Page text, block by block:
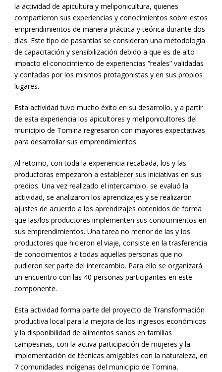
la actividad de apicultura y meliponicultura, quienes
compartieron sus experiencias y conocimientos sobre estos
emprendimientos de manera práctica y teórica durante dos
días. Este tipo de pasantías se consideran una metodología
de capacitación y sensibilización debido a que es de alto
impacto el conocimiento de experiencias “reales” validadas
y contadas por los mismos protagonistas y en sus propios
lugares.
Esta actividad tuvo mucho éxito en su desarrollo, y a partir
de esta experiencia los apicultores y meliponicultores del
municipio de Tomina regresaron con mayores expectativas
para desarrollar sus emprendimientos.
Al retorno, con toda la experiencia recabada, los y las
productoras empezaron a establecer sus iniciativas en sus
predios. Una vez realizado el intercambio, se evaluó la
actividad, se analizaron los aprendizajes y se realizaron
ajustes de acuerdo a los aprendizajes obtenidos de forma
que las/los productores implementen sus conocimientos en
sus emprendimientos. Una tarea no menor de las y los
productores que hicieron el viaje, consiste en la trasferencia
de conocimientos a todas aquellas personas que no
pudieron ser parte del intercambio. Para ello se organizará
un encuentro con las 40 personas participantes en este
componente.
Esta actividad forma parte del proyecto de Transformación
productiva local para la mejora de los ingresos económicos
y la disponibilidad de alimentos sanos en familias
campesinas, con la activa participación de mujeres y la
implementación de técnicas amigables con la naturaleza, en
7 comunidades indígenas del municipio de Tomina,